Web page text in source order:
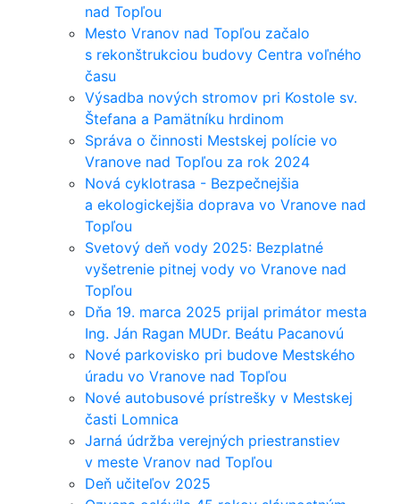
nad Topľou
Mesto Vranov nad Topľou začalo
s rekonštrukciou budovy Centra voľného
času
Výsadba nových stromov pri Kostole sv.
Štefana a Pamätníku hrdinom
Správa o činnosti Mestskej polície vo
Vranove nad Topľou za rok 2024
Nová cyklotrasa - Bezpečnejšia
a ekologickejšia doprava vo Vranove nad
Topľou
Svetový deň vody 2025: Bezplatné
vyšetrenie pitnej vody vo Vranove nad
Topľou
Dňa 19. marca 2025 prijal primátor mesta
Ing. Ján Ragan MUDr. Beátu Pacanovú
Nové parkovisko pri budove Mestského
úradu vo Vranove nad Topľou
Nové autobusové prístrešky v Mestskej
časti Lomnica
Jarná údržba verejných priestranstiev
v meste Vranov nad Topľou
Deň učiteľov 2025